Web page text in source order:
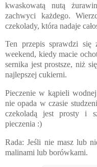
kwaskowatą nutą
zachwyci każdego. W
czekolady, która nadaje
Ten przepis sprawdzi
weekend, kiedy macie
sernika jest prostsze, niż
najlepszej cukierni.
Pieczenie w kąpieli
nie opada w czasie
czekoladą jest prosty i
pieczenia :)
Rada: Jeśli nie masz lub
malinami lub borówkami.